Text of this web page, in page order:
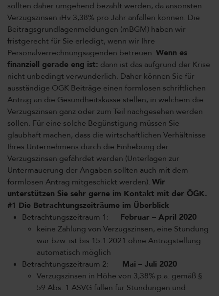
sollten daher umgehend bezahlt werden, da ansonsten
Verzugszinsen iHv 3,38% pro Jahr anfallen können. Die
Beitragsgrundlagenmeldungen (mBGM) haben wir
fristgerecht für Sie erledigt, wenn wir Ihre
Personalverrechnungsagenden betreuen. Wenn es
finanziell gerade eng ist: dann ist das aufgrund der Krise
nicht unbedingt verwunderlich. Daher können Sie für
ausständige ÖGK Beiträge einen formlosen schriftlichen
Antrag an die Gesundheitskasse stellen, in welchem die
Verzugszinsen ganz oder zum Teil nachgesehen werden
sollen. Für eine solche Begünstigung müssen Sie
glaubhaft machen, dass die wirtschaftlichen Verhältnisse
Ihres Unternehmens durch die Einhebung der
Verzugszinsen gefährdet werden (Unterlagen zur
Untermauerung der Angaben sollten auch mit dem
formlosen Antrag mitgeschickt werden). Wir
unterstützen Sie sehr gerne im Kontakt mit der ÖGK.
#1 Die Betrachtungszeiträume im Überblick
Betrachtungszeitraum 1: Februar – April 2020
keine Zahlung von Verzugszinsen, eine Stundung
war bzw. ist bis 15.1.2021 ohne Antragstellung
automatisch möglich
Betrachtungszeitraum 2: Mai – Juli 2020
Verzugszinsen in Höhe von 3,38% p.a. gemäß §
59 Abs. 1 ASVG fallen für Stundungen und